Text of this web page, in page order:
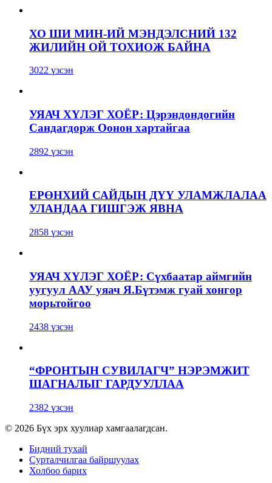
ХО ШИ МИН-ИЙ МЭНДЭЛСНИЙ 132
ЖИЛИЙН ОЙ ТОХИОЖ БАЙНА
3022 үзсэн
УЯАЧ ХҮЛЭГ ХОЁР: Цэрэндондогийн
Сандагдорж Оонон хартайгаа
2892 үзсэн
ЕРӨНХИЙ САЙДЫН ДҮҮ УЛАМЖЛАЛАА
УЛАНДАА ГИШГЭЖ ЯВНА
2858 үзсэн
УЯАЧ ХҮЛЭГ ХОЁР: Сүхбаатар аймгийн
уугуул ААУ уяач Я.Бүтэмж гуай хонгор
морьтойгоо
2438 үзсэн
“ФРОНТЫН СУВИЛАГЧ” НЭРЭМЖИТ
ШАГНАЛЫГ ГАРДУУЛЛАА
2382 үзсэн
© 2026 Бүх эрх хуулиар хамгаалагдсан.
Бидний тухай
Сурталчилгаа байршуулах
Холбоо барих